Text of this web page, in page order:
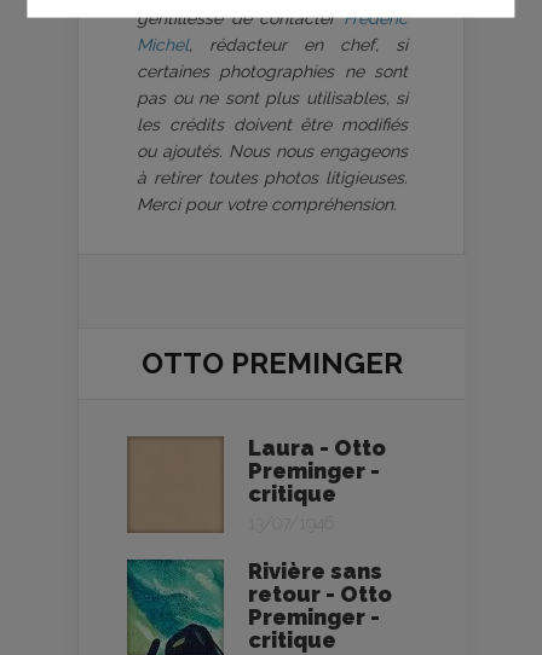
gentillesse de contacterFrédéric
Michel, rédacteur en chef, si
certaines photographies ne sont
pas ou ne sont plus utilisables, si
les crédits doivent être modifiés
ou ajoutés. Nous nous engageons
à retirer toutes photos litigieuses.
Merci pour votre compréhension.
OTTO PREMINGER
Laura - Otto
Preminger -
critique
13/07/1946
Rivière sans
retour - Otto
Preminger -
critique